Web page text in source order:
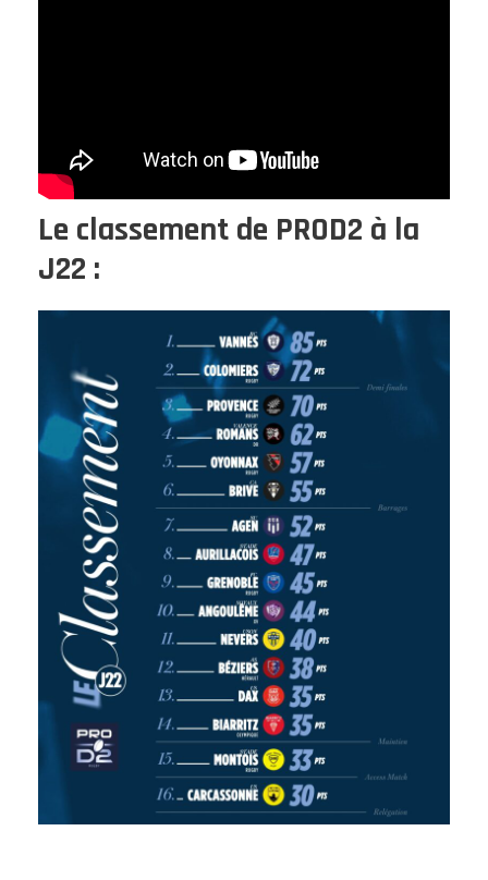
Le classement de PROD2 à la
J22 :